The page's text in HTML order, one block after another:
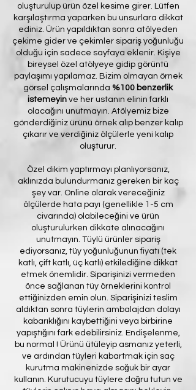
oluşturulup ürün özel kesime girer. Lütfen
karşılaştırma yaparken bu unsurlara dikkat
ediniz. Ürün yapıldıktan sonra atölyeden
çekime gider ve çekimler sipariş yoğunluğu
olduğu için sadece sayfaya eklenir. Kişiye
bireysel özel atölyeye gidip görüntü
paylaşımı yapılamaz. Bizim olmayan örnek
görsel çalışmalarında %100 benzerlik
istemeyin ve her ustanın elinin farklı
olacağını unutmayın. Atölyemiz bize
gönderdiğiniz ürünü örnek alıp benzer kalıp
çıkarır ve verdiğiniz ölçülerle yeni kalıp
oluşturur.
Özel dikim yaptırmayı planlıyorsanız,
aklınızda bulundurmanız gereken bir kaç
şey var. Online olarak vereceğiniz
ölçülerde hata payı (genellikle 1-5 cm
civarında) olabileceğini ve ürün
oluşturulurken dikkate alınacağını
unutmayın. Tüylü ürünler sipariş
ediyorsanız, tüy yoğunluğunun fiyatı (tek
katlı, çift katlı, üç katlı) etkilediğine dikkat
etmek önemlidir. Siparişinizi vermeden
önce sağlanan tüy örneklerini kontrol
ettiğinizden emin olun. Siparişinizi teslim
aldıktan sonra tüylerin ambalajdan dolayı
kabarıklığını kaybettiğini veya birbirine
yapıştığını fark edebilirsiniz. Endişelenme,
bu normal ! Ürünü ütüleyip asmanız yeterli,
ve ardından tüyleri kabartmak için saç
kurutma makinenizde soğuk bir ayar
kullanın. Kurutucuyu tüylere doğru tutun ve